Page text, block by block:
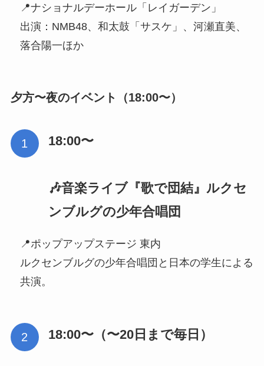
📍ナショナルデーホール「レイガーデン」
出演：NMB48、和太鼓「サスケ」、河瀬直美、
落合陽一ほか
夕方〜夜のイベント（18:00〜）
18:00〜
🎶音楽ライブ『歌で団結』ルクセ
ンブルグの少年合唱団
📍ポップアップステージ 東内
ルクセンブルグの少年合唱団と日本の学生による
共演。
18:00〜（〜20日まで毎日）